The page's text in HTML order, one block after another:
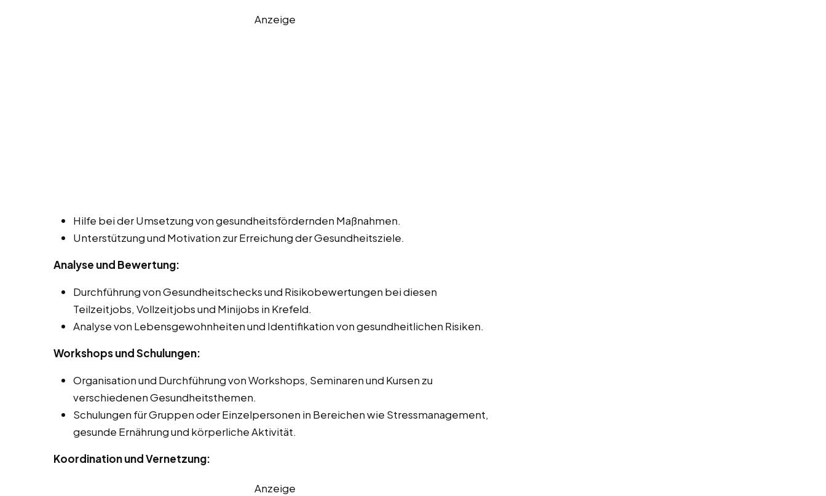
Anzeige
Hilfe bei der Umsetzung von gesundheitsfördernden Maßnahmen.
Unterstützung und Motivation zur Erreichung der Gesundheitsziele.
Analyse und Bewertung:
Durchführung von Gesundheitschecks und Risikobewertungen bei diesen
Teilzeitjobs, Vollzeitjobs und Minijobs in Krefeld.
Analyse von Lebensgewohnheiten und Identifikation von gesundheitlichen Risiken.
Workshops und Schulungen:
Organisation und Durchführung von Workshops, Seminaren und Kursen zu
verschiedenen Gesundheitsthemen.
Schulungen für Gruppen oder Einzelpersonen in Bereichen wie Stressmanagement,
gesunde Ernährung und körperliche Aktivität.
Koordination und Vernetzung:
Anzeige